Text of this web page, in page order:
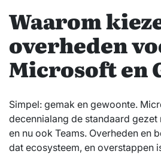
Waarom
overheden
Microsoft en
Simpel: gemak en gewoonte.
decennialang de standaard
en nu ook Teams. Overheden en
dat ecosysteem, en overstappen